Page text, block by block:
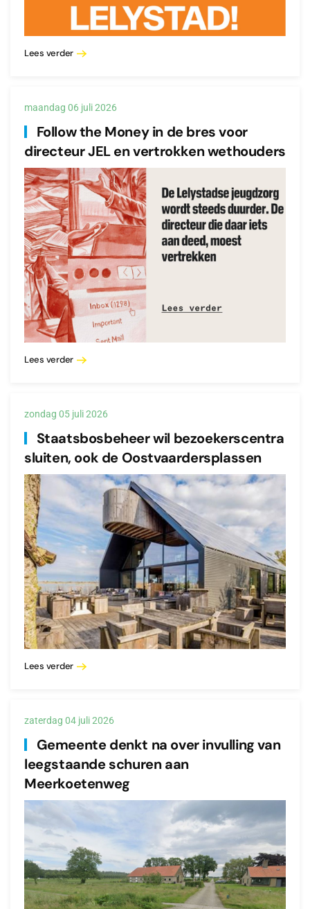
Lees verder
maandag 06 juli 2026
Follow the Money in de bres voor
directeur JEL en vertrokken wethouders
Lees verder
zondag 05 juli 2026
Staatsbosbeheer wil bezoekerscentra
sluiten, ook de Oostvaardersplassen
Lees verder
zaterdag 04 juli 2026
Gemeente denkt na over invulling van
leegstaande schuren aan
Meerkoetenweg